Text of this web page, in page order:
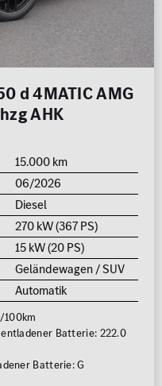
d 4MATIC AMG
AHK
15.000 km
06/2026
Diesel
270 kW (367 PS)
15 kW (20 PS)
Geländewagen / SUV
Automatik
Batterie: 222.0
Batterie: G